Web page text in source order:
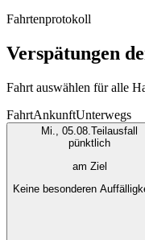
Fahrtenprotokoll
Verspätungen
Fahrt auswählen für alle
FahrtAnkunftUnterwegs
Mi., 05.08.Teilausfall
pünktlich
am Ziel
Keine besonderen